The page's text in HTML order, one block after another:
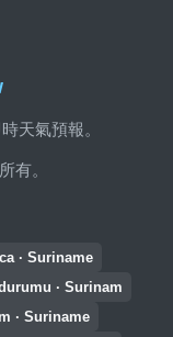
天氣預報。
有。
· Suriname
· Surinam
· Suriname